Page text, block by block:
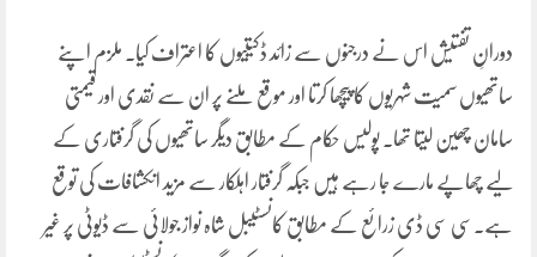
دورانِ تفتیش اس نے درجنوں سے زائد ڈکیتیوں کا اعتراف کیا۔ ملزم اپنے
ساتھیوں سمیت شہریوں کا پیچھا کرتا اور موقع ملنے پر ان سے نقدی اور قیمتی
سامان چھین لیتا تھا۔ پولیس حکام کے مطابق دیگر ساتھیوں کی گرفتاری کے
لیے چھاپے مارے جا رہے ہیں جبکہ گرفتار اہلکار سے مزید انکشافات کی توقع
ہے۔سی سی ڈی زرائع کے مطابق کانسٹیبل شاہ نواز جولائی سے ڈیوٹی پر غیر